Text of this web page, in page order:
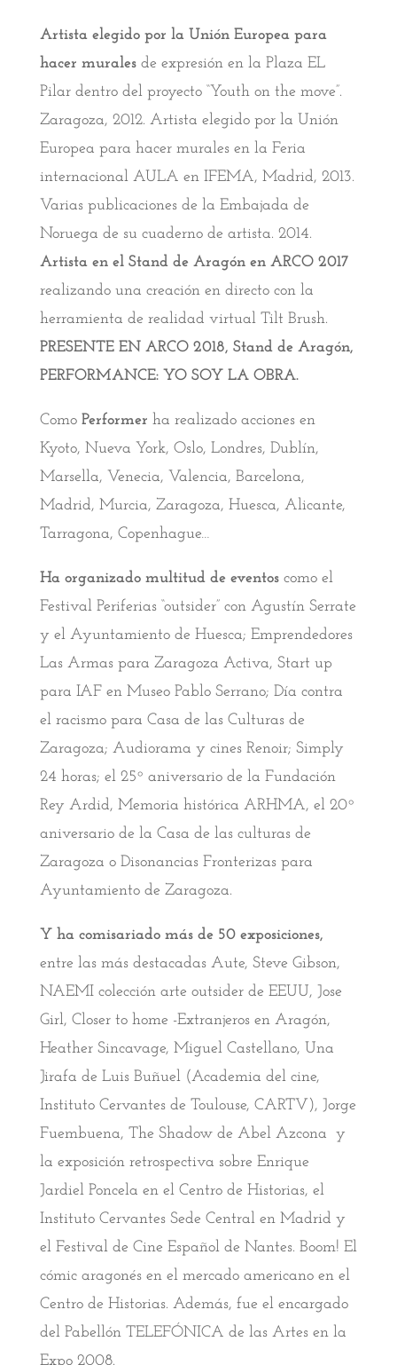
Artista elegido por la Unión Europea para
hacer muralesde expresión en la Plaza EL
Pilar dentro del proyecto “Youth on the move”.
Zaragoza, 2012. Artista elegido por la Unión
Europea para hacer murales en la Feria
internacional AULA en IFEMA, Madrid, 2013.
Varias publicaciones de la Embajada de
Noruega de su cuaderno de artista. 2014.
Artista en el Stand de Aragón en ARCO2017
realizando una creación en directo con la
herramienta de realidad virtual Tilt Brush.
PRESENTE EN ARCO 2018, Stand de Aragón,
PERFORMANCE: YO SOY LA OBRA.
Como Performer ha realizado acciones en
Kyoto, Nueva York, Oslo, Londres, Dublín,
Marsella, Venecia, Valencia, Barcelona,
Madrid, Murcia, Zaragoza, Huesca, Alicante,
Tarragona, Copenhague…
Ha organizado multitud de eventoscomo el
Festival Periferias “outsider” con Agustín Serrate
y el Ayuntamiento de Huesca; Emprendedores
Las Armas para Zaragoza Activa, Start up
para IAF en Museo Pablo Serrano; Día contra
el racismo para Casa de las Culturas de
Zaragoza; Audiorama y cines Renoir; Simply
24 horas; el 25º aniversario de la Fundación
Rey Ardid, Memoria histórica ARHMA, el 20º
aniversario de la Casa de las culturas de
Zaragoza o Disonancias Fronterizas para
Ayuntamiento de Zaragoza.
Y ha comisariado más de 50 exposiciones,
entre las más destacadas Aute, Steve Gibson,
NAEMI colección arte outsider de EEUU, Jose
Girl, Closer to home -Extranjeros en Aragón,
Heather Sincavage, Miguel Castellano, Una
Jirafa de Luis Buñuel (Academia del cine,
Instituto Cervantes de Toulouse, CARTV), Jorge
Fuembuena, The Shadow de Abel Azcona y
la exposición retrospectiva sobre Enrique
Jardiel Poncela en el Centro de Historias, el
Instituto Cervantes Sede Central en Madrid y
el Festival de Cine Español de Nantes. Boom! El
cómic aragonés en el mercado americano en el
Centro de Historias. Además, fue el encargado
del Pabellón TELEFÓNICA de las Artes en la
Expo 2008.